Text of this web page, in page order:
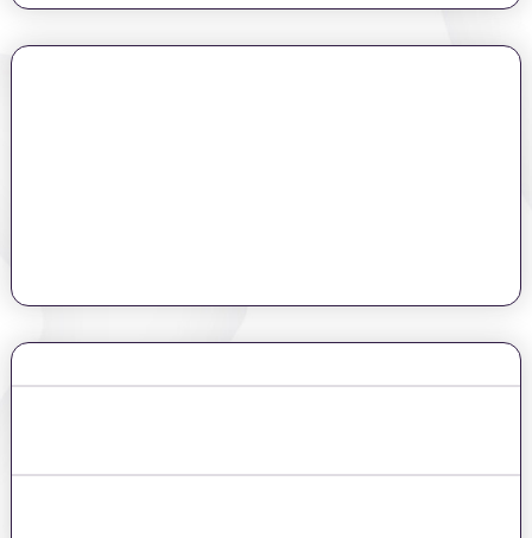
בהיקף עסקאות של מעל רבע מיליארד ש"ח, אל הגשמת החלום.